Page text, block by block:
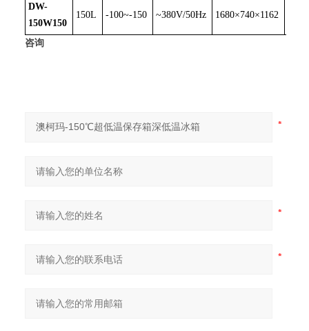
DW-
150W150
150L -100~-150 ~380V/50Hz 1680×740×1162
咨询